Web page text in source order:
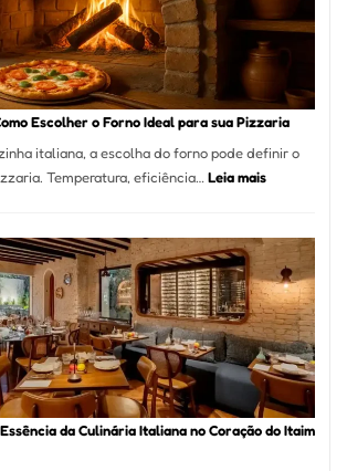
Lugar
para
Comer?
Este
Portal
Resolver
Isso
Escolher o Forno Ideal para sua Pizzaria
italiana, a escolha do forno pode definir o
Temperatura, eficiência…Leia mais:
Como
Escolher
o
Forno
Ideal
para
sua
Pizzaria
da Culinária Italiana no Coração do Itaim